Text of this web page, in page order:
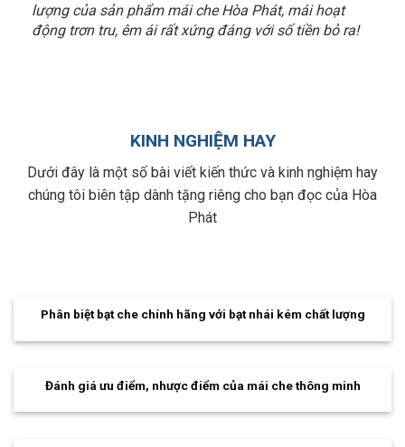
lượng của sản phẩm mái che Hòa Phát, mái hoạt
động trơn tru, êm ái rất xứng đáng với số tiền bỏ ra!
KINH NGHIỆM HAY
Dưới đây là một số bài viết kiến thức và kinh nghiệm hay
chúng tôi biên tập dành tặng riêng cho bạn đọc của Hòa
Phát
Phân biệt bạt che chính hãng với bạt nhái kém chất lượng
Đánh giá ưu điểm, nhược điểm của mái che thông minh